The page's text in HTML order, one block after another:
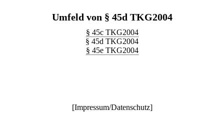
Umfeld von § 45d TKG2004
§ 45c TKG2004
§ 45d TKG2004
§ 45e TKG2004
[Impressum/Datenschutz]